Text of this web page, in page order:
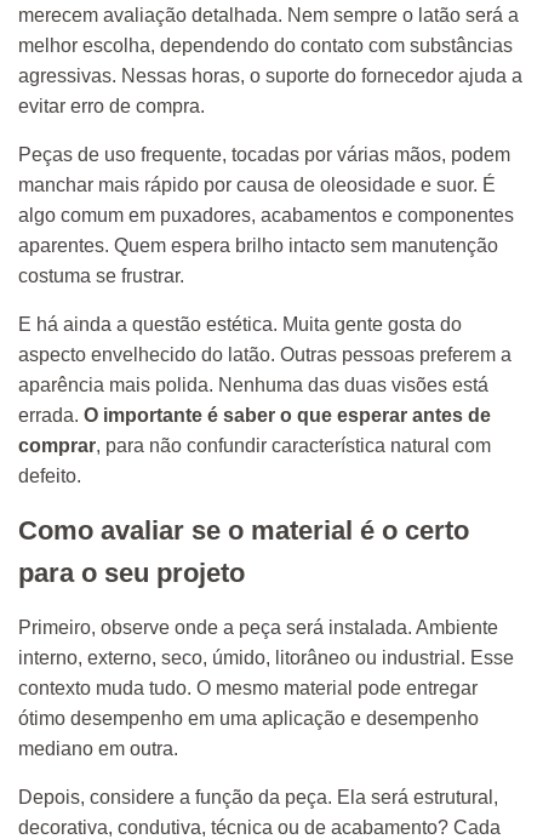
merecem avaliação detalhada. Nem sempre o latão será a
melhor escolha, dependendo do contato com substâncias
agressivas. Nessas horas, o suporte do fornecedor ajuda a
evitar erro de compra.
Peças de uso frequente, tocadas por várias mãos, podem
manchar mais rápido por causa de oleosidade e suor. É
algo comum em puxadores, acabamentos e componentes
aparentes. Quem espera brilho intacto sem manutenção
costuma se frustrar.
E há ainda a questão estética. Muita gente gosta do
aspecto envelhecido do latão. Outras pessoas preferem a
aparência mais polida. Nenhuma das duas visões está
errada. O importante é saber o que esperar antes de
comprar, para não confundir característica natural com
defeito.
Como avaliar se o material é o certo
para o seu projeto
Primeiro, observe onde a peça será instalada. Ambiente
interno, externo, seco, úmido, litorâneo ou industrial. Esse
contexto muda tudo. O mesmo material pode entregar
ótimo desempenho em uma aplicação e desempenho
mediano em outra.
Depois, considere a função da peça. Ela será estrutural,
decorativa, condutiva, técnica ou de acabamento? Cada